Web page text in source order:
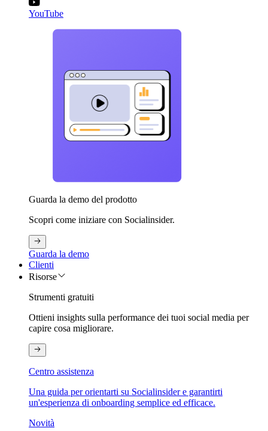
YouTube
Guarda la demo del prodotto
Scopri come iniziare con Socialinsider.
Guarda la demo
Clienti
Risorse
Strumenti gratuiti
Ottieni insights sulla performance dei tuoi social media per
capire cosa migliorare.
Centro assistenza
Una guida per orientarti su Socialinsider e garantirti
un'esperienza di onboarding semplice ed efficace.
Novità